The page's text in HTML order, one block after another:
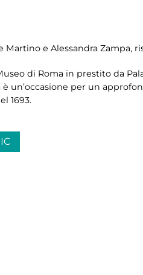
Martino e Alessandra Zampa,
di Roma in prestito da
è un’occasione per un
1693.